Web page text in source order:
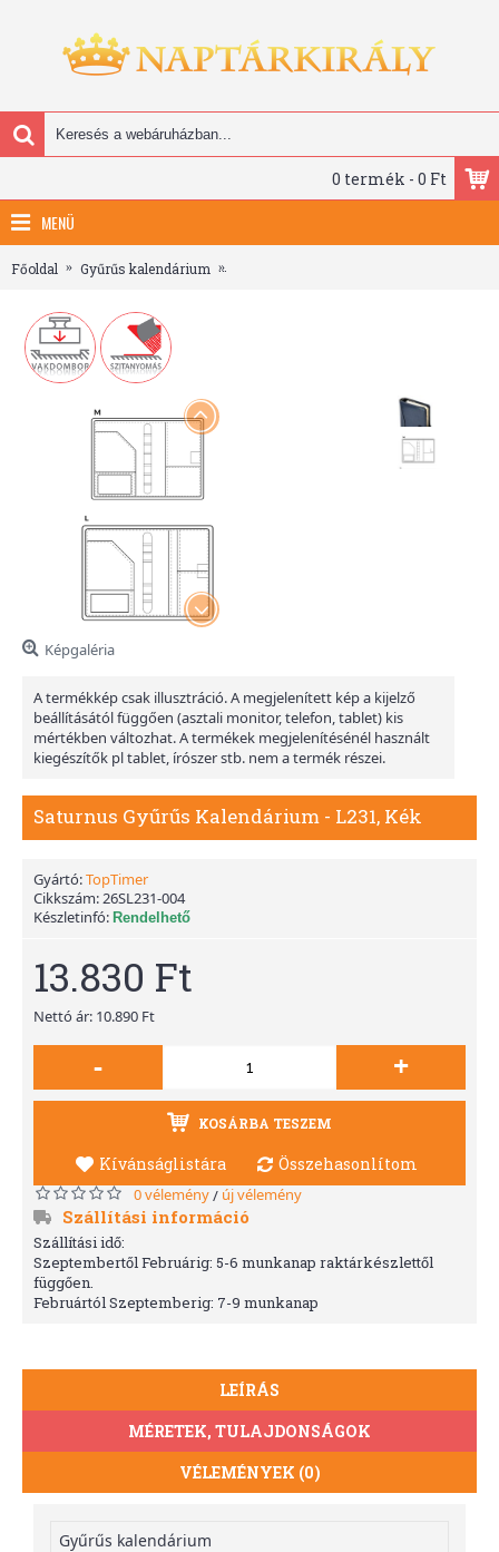
0 termék - 0 Ft
MENÜ
Főoldal Gyűrűs kalendárium
Képgaléria
A termékkép csak illusztráció. A megjelenített kép a kijelző
beállításától függően (asztali monitor, telefon, tablet) kis
mértékben változhat. A termékek megjelenítésénél használt
kiegészítők pl tablet, írószer stb. nem a termék részei.
Saturnus Gyűrűs Kalendárium - L231, Kék
Gyártó:TopTimer
Cikkszám:26SL231-004
Készletinfó: Rendelhető
13.830 Ft
Nettó ár: 10.890 Ft
- +
KOSÁRBA TESZEM
Kívánságlistára Összehasonlítom
0 vélemény/ új vélemény
Szállítási információ
Szállítási idő:
Szeptembertől Februárig: 5-6 munkanap raktárkészlettől
függően.
Februártól Szeptemberig: 7-9 munkanap
LEÍRÁS
MÉRETEK, TULAJDONSÁGOK
VÉLEMÉNYEK (0)
Gyűrűs kalendárium